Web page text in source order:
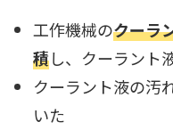
工作機械のクーラ
積し、クーラント
クーラント液の汚
いた